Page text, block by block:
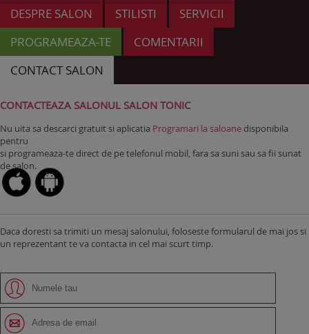
DESPRE SALON STILISTI
SERVICII
PROGRAMEAZA-TE
COMENTARII
CONTACT SALON
CONTACTEAZA SALONUL SALON TONIC
Nu uita sa descarci gratuit si aplicatia Programari la saloane disponibila
pentru
si programeaza-te direct de pe telefonul mobil, fara sa suni sau sa fii sunat
de salon.
Daca doresti sa trimiti un mesaj salonului, foloseste formularul de mai jos si
un reprezentant te va contacta in cel mai scurt timp.